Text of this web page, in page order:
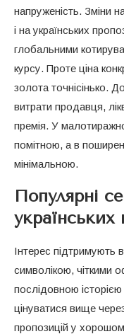
напруженість. Зміни
і на українських
глобальними
курсу. Проте ціна
золота точнісінько.
витрати продавця,
премія. У
помітною, а в
мінімальною.
Популярні
українських
Інтерес підтримують
символікою, чіткими
послідовною
цінуватися вище
пропозицій у